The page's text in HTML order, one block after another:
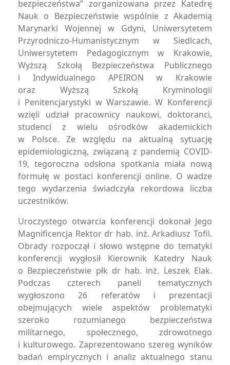
bezpieczeństwa” zorganizowana przez Katedrę
Nauk o Bezpieczeństwie wspólnie z Akademią
Marynarki Wojennej w Gdyni, Uniwersytetem
Przyrodniczo-Humanistycznym w Siedlcach,
Uniwersytetem Pedagogicznym w Krakowie,
Wyższą Szkołą Bezpieczeństwa Publicznego
i Indywidualnego APEIRON w Krakowie
oraz Wyższą Szkołą Kryminologii
i Penitencjarystyki w Warszawie. W Konferencji
wzięli udział pracownicy naukowi, doktoranci,
studenci z wielu ośrodków akademickich
w Polsce. Ze względu na aktualną sytuację
epidemiologiczną, związaną z pandemią COVID-
19, tegoroczna odsłona spotkania miała nową
formułę w postaci konferencji online. O wadze
tego wydarzenia świadczyła rekordowa liczba
uczestników.
Uroczystego otwarcia konferencji dokonał Jego
Magnificencja Rektor dr hab. inż. Arkadiusz Tofil.
Obrady rozpoczął i słowo wstępne do tematyki
konferencji wygłosił Kierownik Katedry Nauk
o Bezpieczeństwie płk dr hab. inż. Leszek Elak.
Podczas czterech paneli tematycznych
wygłoszono 26 referatów i prezentacji
obejmujących wiele aspektów problematyki
szeroko rozumianego bezpieczeństwa
militarnego, społecznego, zdrowotnego
i kulturowego. Zaprezentowano szereg wyników
badań empirycznych i analiz aktualnego stanu